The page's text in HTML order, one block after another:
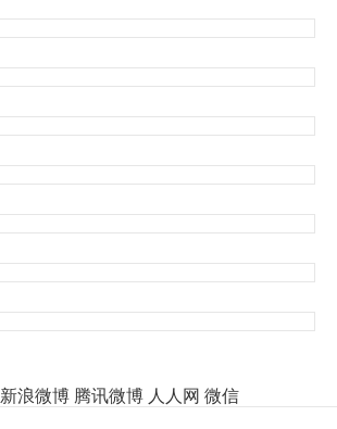
新浪微博 腾讯微博 人人网 微信